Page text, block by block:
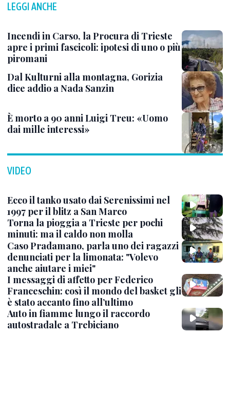
LEGGI ANCHE
Incendi in Carso, la Procura di Trieste
apre i primi fascicoli: ipotesi di uno o più
piromani
Dal Kulturni alla montagna, Gorizia
dice addio a Nada Sanzin
È morto a 90 anni Luigi Treu: «Uomo
dai mille interessi»
VIDEO
Ecco il tanko usato dai Serenissimi nel
1997 per il blitz a San Marco
Torna la pioggia a Trieste per pochi
minuti: ma il caldo non molla
Caso Pradamano, parla uno dei ragazzi
denunciati per la limonata: "Volevo
anche aiutare i miei"
I messaggi di affetto per Federico
Franceschin: così il mondo del basket gli
è stato accanto fino all’ultimo
Auto in fiamme lungo il raccordo
autostradale a Trebiciano